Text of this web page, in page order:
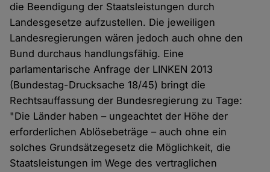
die Beendigung der Staatsleistungen durch
Landesgesetze aufzustellen. Die jeweiligen
Landesregierungen wären jedoch auch ohne den
Bund durchaus handlungsfähig. Eine
parlamentarische Anfrage der LINKEN 2013
(Bundestag-Drucksache 18/45) bringt die
Rechtsauffassung der Bundesregierung zu Tage:
"Die Länder haben – ungeachtet der Höhe der
erforderlichen Ablösebeträge – auch ohne ein
solches Grundsätzegesetz die Möglichkeit, die
Staatsleistungen im Wege des vertraglichen